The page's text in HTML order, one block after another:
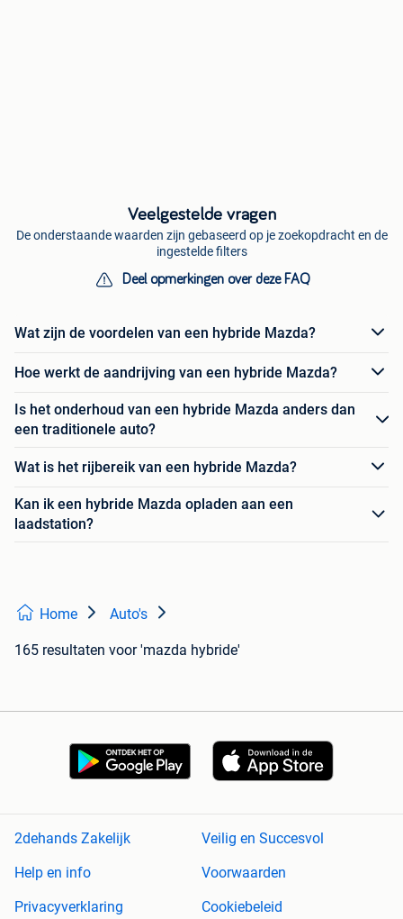
Veelgestelde vragen
De onderstaande waarden zijn gebaseerd op je zoekopdracht en de
ingestelde filters
Deel opmerkingen over deze FAQ
Wat zijn de voordelen van een hybride Mazda?
Hoe werkt de aandrijving van een hybride Mazda?
Is het onderhoud van een hybride Mazda anders dan
een traditionele auto?
Wat is het rijbereik van een hybride Mazda?
Kan ik een hybride Mazda opladen aan een
laadstation?
Home Auto's
165 resultaten voor 'mazda hybride'
2dehands Zakelijk
Veilig en Succesvol
Help en info
Voorwaarden
Privacyverklaring
Cookiebeleid